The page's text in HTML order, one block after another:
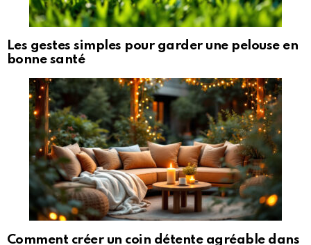
Les gestes simples pour garder une pelouse en
bonne santé
Comment créer un coin détente agréable dans